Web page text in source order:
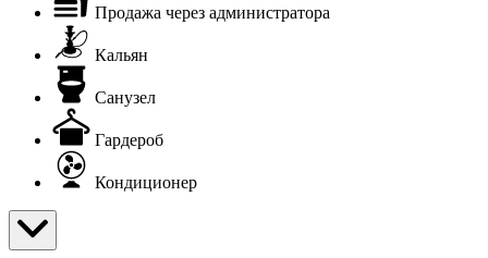
Продажа через администратора
Кальян
Санузел
Гардероб
Кондиционер